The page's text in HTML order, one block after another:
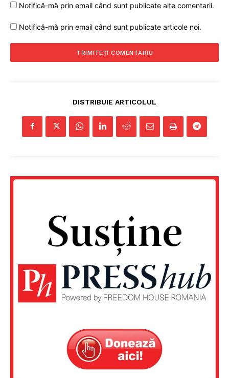
Un proiect
FREEDOM HOUSE ROMÂNIA
Proiecte editoriale
Notifică-mă prin email când sunt publicate alte comentarii.
Notifică-mă prin email când sunt publicate articole noi.
DISTRIBUIE ARTICOLUL